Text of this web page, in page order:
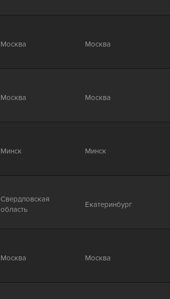
Москва Москва
Москва Москва
Минск Минск
Свердловская
область
Екатеринбург
Москва Москва